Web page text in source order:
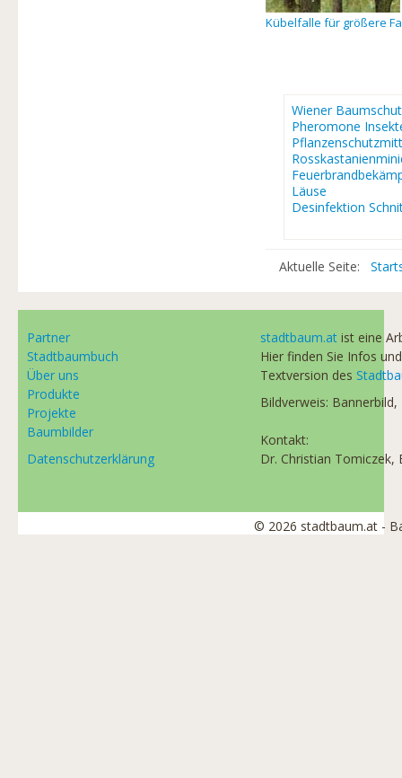
Kübelfalle für größere
Wiener
Pheromone
Läuse
Desinfektion
Aktuelle Seite:
Partner
Stadtbaumbuch
Über uns
Produkte
Projekte
Baumbilder
Datenschutzerklärung
stadtbaum.at ist eine
Hier finden Sie Infos
Textversion des
Bildverweis: Bannerbild,
Kontakt:
Dr. Christian Tomiczek,
© 2026 stadtbaum.at -